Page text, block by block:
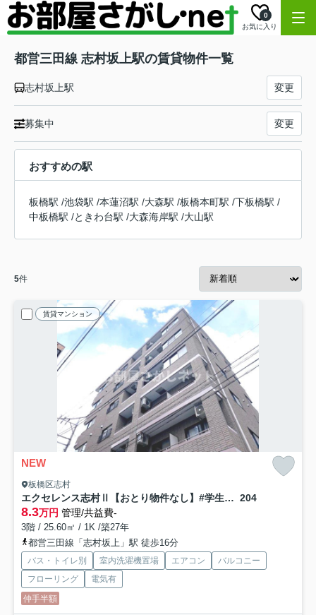
お気に入り
0
都営三田線 志村坂上駅の賃貸物件一覧
志村坂上駅 変更
募集中 変更
おすすめの駅
板橋駅 /池袋駅 /本蓮沼駅 /大森駅 /板橋本町駅 /下板橋駅 /
中板橋駅 /ときわ台駅 /大森海岸駅 /大山駅
5件
賃貸マンション
NEW
板橋区志村
エクセレンス志村Ⅱ【おとり物件なし】#学生・社会人にオススメ！初期費用分割払いOK！ 204
8.3万円 管理/共益費-
3階 / 25.60㎡ / 1K /築27年
都営三田線「志村坂上」駅 徒歩16分
バス・トイレ別 室内洗濯機置場 エアコン
バルコニー
フローリング
電気有
仲手半額